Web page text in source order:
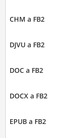
CHM a FB2
DJVU a FB2
DOC a FB2
DOCX a FB2
EPUB a FB2